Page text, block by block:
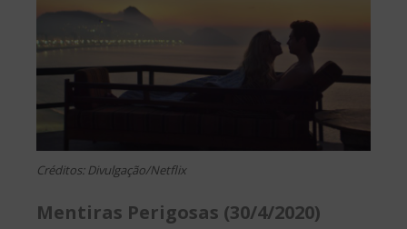
Créditos: Divulgação/Netflix
Mentiras Perigosas (30/4/2020)